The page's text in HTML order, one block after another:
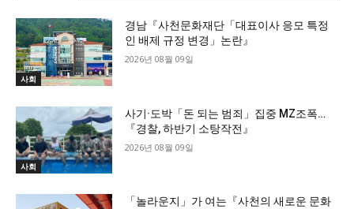
사회
경남『사천문화재단「대표이사 응모 특정
인 배제 규정 변경」논란』
2026년 08월 09일
사회
사기·도박「돈 되는 범죄」집중 MZ조폭…
『경찰, 하반기 소탕작전』
2026년 08월 09일
「놀라운지」가 여는『사천의 새로운 문화